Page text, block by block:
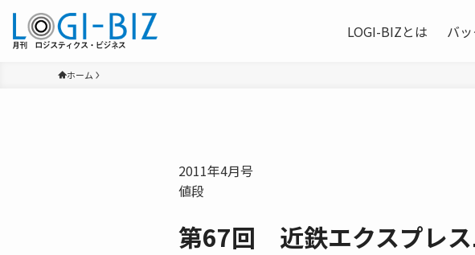
LOGI-BIZとは バ
ホーム
2011年4月号
値段
第67回 近鉄エクスプレス